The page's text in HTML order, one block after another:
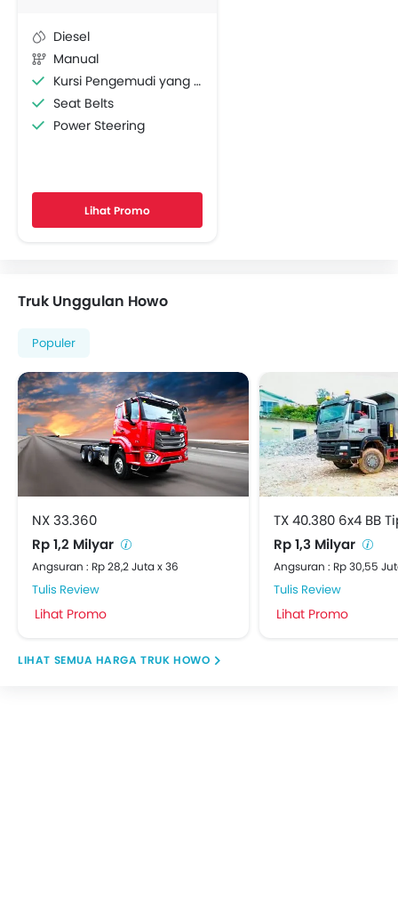
Diesel
Manual
Kursi Pengemudi yang Dapat Diatur
Seat Belts
Power Steering
Lihat Promo
Truk Unggulan Howo
Populer
NX 33.360
Rp 1,2 Milyar
Angsuran : Rp 28,2 Juta x 36
Tulis Review
Lihat Promo
TX 40.380 6x4 BB
Rp 1,3 Milyar
Angsuran : Rp 30,55
Tulis Review
Lihat Promo
HARGA TRUK HOWO